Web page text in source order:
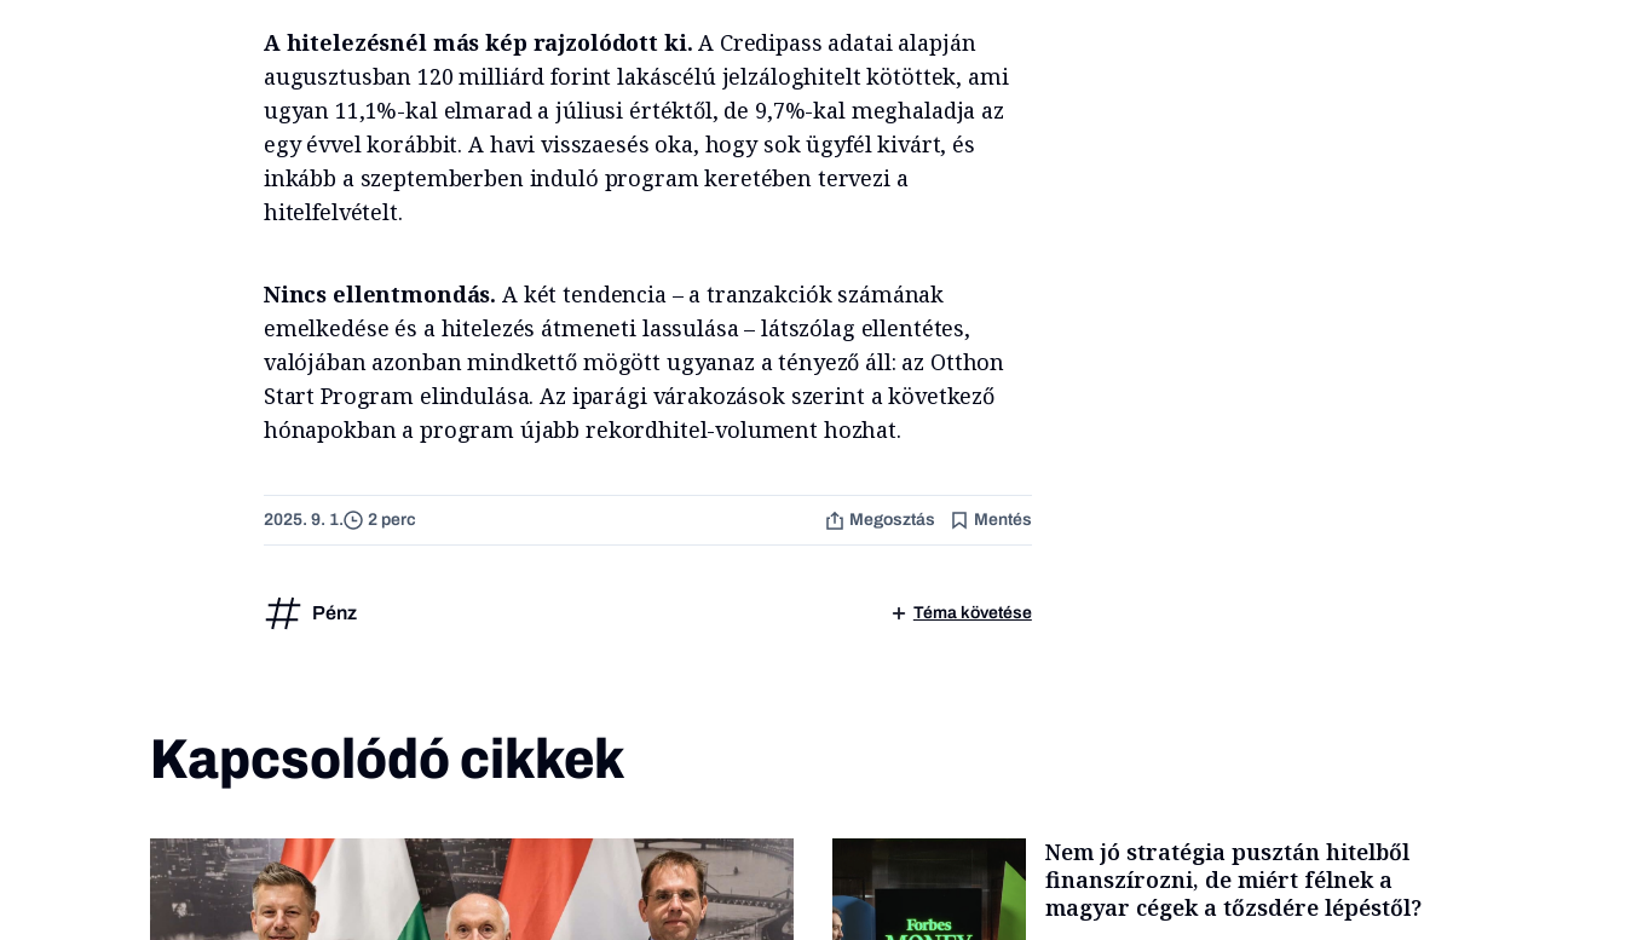
A hitelezésnél más kép rajzolódott ki. A Credipass adatai alapján
augusztusban 120 milliárd forint lakáscélú jelzáloghitelt kötöttek, ami
ugyan 11,1%-kal elmarad a júliusi értéktől, de 9,7%-kal meghaladja az
egy évvel korábbit. A havi visszaesés oka, hogy sok ügyfél kivárt, és
inkább a szeptemberben induló program keretében tervezi a
hitelfelvételt.
Nincs ellentmondás. A két tendencia – a tranzakciók számának
emelkedése és a hitelezés átmeneti lassulása – látszólag ellentétes,
valójában azonban mindkettő mögött ugyanaz a tényező áll: az Otthon
Start Program elindulása. Az iparági várakozások szerint a következő
hónapokban a program újabb rekordhitel-volument hozhat.
2025. 9. 1. 2 perc Megosztás Mentés
Pénz Téma követése
Kapcsolódó cikkek
Nem jó stratégia pusztán hitelből
finanszírozni, de miért félnek a
magyar cégek a tőzsdére lépéstől?